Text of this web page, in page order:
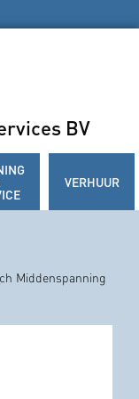
BV
VERHUUR
Middenspanning